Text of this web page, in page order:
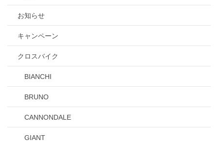
お知らせ
キャンペーン
クロスバイク
BIANCHI
BRUNO
CANNONDALE
GIANT